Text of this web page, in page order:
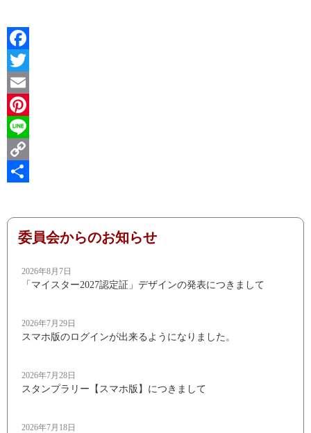
Facebook
Twitter
Email
Pinterest
Line
Copy
有
委員会からのお知らせ
2026年8月7日
「マイスター2027認定証」デザインの発表につきまして
2026年7月29日
スマホ版のログインが出来るようになりました。
2026年7月28日
スタンプラリー【スマホ版】につきまして
2026年7月18日